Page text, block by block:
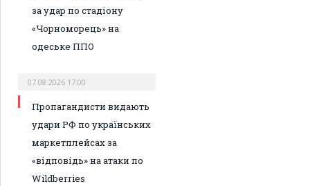
за удар по стадіону
«Чорноморець» на
одеське ППО
07.08.2026 17:00
Пропагандисти видають
удари РФ по українських
маркетплейсах за
«відповідь» на атаки по
Wildberries